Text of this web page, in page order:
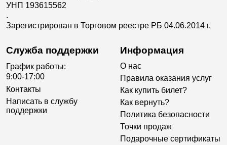
УНП 193615562
.
Зарегистрирован в Торговом реестре РБ 04.06.2014 г.
Служба поддержки
График работы:
9:00-17:00
Контакты
Написать в службу
поддержки
Информация
О нас
Правила оказания услуг
Как купить билет?
Как вернуть?
Политика безопасности
Точки продаж
Подарочные сертификаты